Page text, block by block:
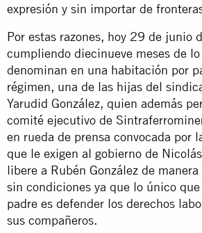
expresión y sin importar de
Por estas razones, hoy 29 de junio
cumpliendo diecinueve meses de
denominan en una habitación por
régimen, una de las hijas del
Yarudid González, quien además
comité ejecutivo de
en rueda de prensa convocada por
que le exigen al gobierno de
libere a Rubén González de
sin condiciones ya que lo único
padre es defender los derechos
sus compañeros.